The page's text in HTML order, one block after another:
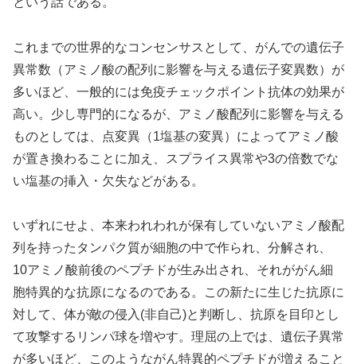
これまでの世界的なコンセンサスとして、がんでの遺伝子
異常数（アミノ酸の配列に影響を与える遺伝子変異数）が
多いほど、一般的には免疫チェックポイント抗体の効果が
高い。少し専門的になるが、アミノ酸配列に影響を与える
ものとしては、点変異（1塩基の変異）によってアミノ酸
が置き換わることに加え、スプライス異常や3の倍数でな
い塩基の挿入・欠失などがある。
いずれにせよ、本来われわれが保有していないアミノ酸配
列を持ったタンパク質が細胞の中で作られ、分解され、
10アミノ酸前後のペプチドが生み出され、それががん細
胞特異的な抗原になるのである。この新たに生じた抗原に
対して、体が敵の侵入(非自己)と判断し、抗原を目印とし
て攻撃するリンパ球を増やす。理屈の上では、遺伝子異常
が多いほど、このようながん特異的ペプチドが増えること